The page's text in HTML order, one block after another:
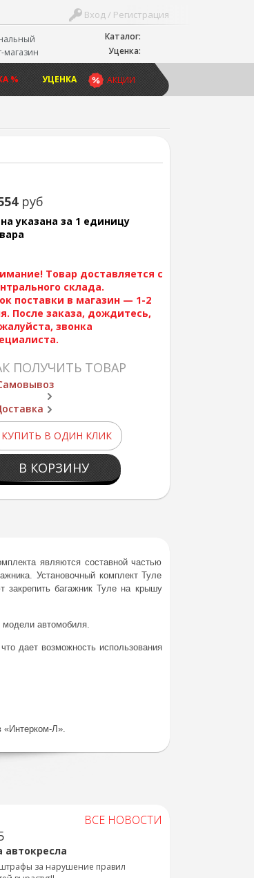
Каталог:
Уценка:
Вход / Регистрация
магазин
АКЦИИ
% УЦЕНКА
руб
указана за 1 единицу
Товар доставляется с
склада.
поставки в магазин — 1-2
После заказа, дождитесь,
звонка
ПОЛУЧИТЬ ТОВАР
КУПИТЬ В ОДИН КЛИК
В КОРЗИНУ
являются составной частью
Установочный комплект Туле
закрепить багажник Туле на крышу
модели автомобиля.
дает возможность использования
«Интерком-Л».
ВСЕ НОВОСТИ
за нарушение правил